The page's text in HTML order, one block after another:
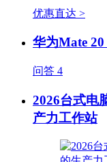
优惠直达 >
华为Mate
问答 4
2026台式电
产力工作站